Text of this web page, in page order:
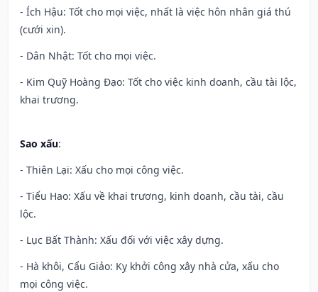
- Ích Hậu: Tốt cho mọi việc, nhất là việc hôn nhân giá thú
(cưới xin).
- Dân Nhật: Tốt cho mọi việc.
- Kim Quỹ Hoàng Đạo: Tốt cho việc kinh doanh, cầu tài lộc,
khai trương.
Sao xấu:
- Thiên Lại: Xấu cho mọi công việc.
- Tiểu Hao: Xấu về khai trương, kinh doanh, cầu tài, cầu
lộc.
- Lục Bất Thành: Xấu đối với việc xây dựng.
- Hà khôi, Cẩu Giảo: Kỵ khởi công xây nhà cửa, xấu cho
mọi công việc.